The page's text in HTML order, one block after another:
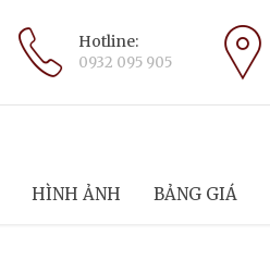
Hotline:
0932 095 905
HÌNH ẢNH BẢNG GIÁ